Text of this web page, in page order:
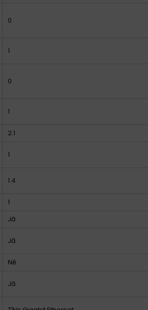
0
1
0
1
2.1
1
1.4
1
Jā
Jā
Nē
Jā